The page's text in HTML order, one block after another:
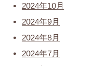
2024年10月
2024年9月
2024年8月
2024年7月